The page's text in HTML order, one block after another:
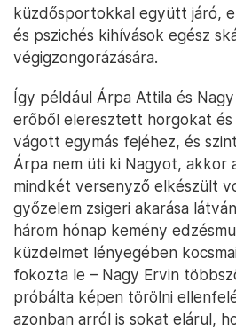
küzdősportokkal együtt járó,
és pszichés kihívások egész
végigzongorázására.
Így például Árpa Attila és
erőből eleresztett horgokat
vágott egymás fejéhez, és
Árpa nem üti ki Nagyot, akkor
mindkét versenyző elkészült
győzelem zsigeri akarása
három hónap kemény
küzdelmet lényegében
fokozta le – Nagy Ervin
próbálta képen törölni
azonban arról is sokat elárul,